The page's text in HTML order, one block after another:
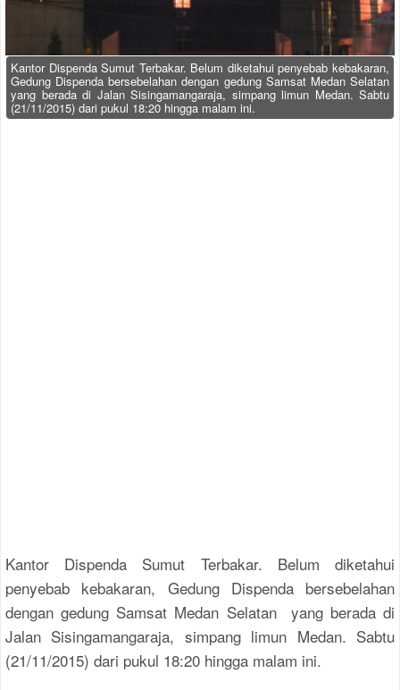
Kantor Dispenda Sumut Terbakar. Belum diketahui penyebab kebakaran,
Gedung Dispenda bersebelahan dengan gedung Samsat Medan Selatan
yang berada di Jalan Sisingamangaraja, simpang limun Medan. Sabtu
(21/11/2015) dari pukul 18:20 hingga malam ini.
Kantor Dispenda Sumut Terbakar. Belum diketahui
penyebab kebakaran, Gedung Dispenda bersebelahan
dengan gedung Samsat Medan Selatan yang berada di
Jalan Sisingamangaraja, simpang limun Medan. Sabtu
(21/11/2015) dari pukul 18:20 hingga malam ini.